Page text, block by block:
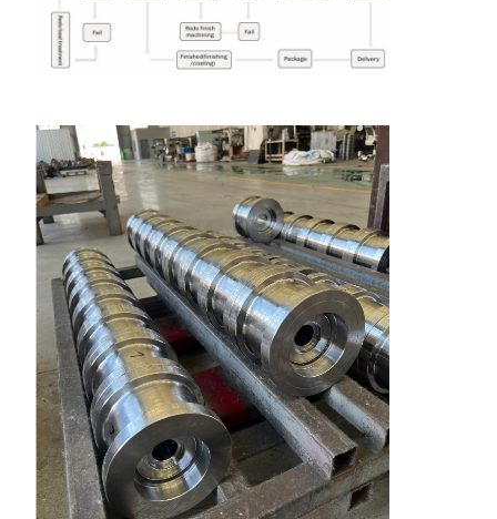
홈 제품 소개 동영상 회사 소개